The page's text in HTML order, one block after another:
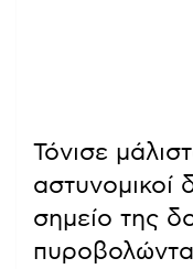
Τόνισε
αστυνομικοί
σημείο της